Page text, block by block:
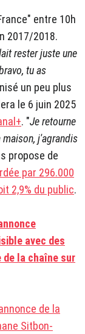
entre 10h
2017/2018.
rester juste une
tu as
un peu plus
le 6 juin 2025
. "Je retourne
j'agrandis
propose de
par 296.000
2,9% du public.
avec des
la chaîne sur
de la
Sitbon-